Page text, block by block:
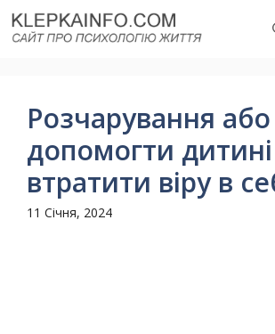
Перейти
до
Розчарування
допомогти
втратити віру в
11 Січня, 2024